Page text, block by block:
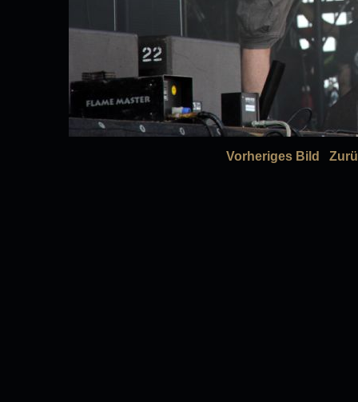
Vorheriges Bild